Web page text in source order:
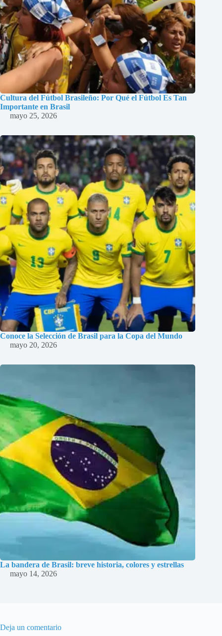
Cultura del Fútbol Brasileño: Por Qué el Fútbol Es Tan
Importante en Brasil
mayo 25, 2026
Conoce la Selección de Brasil para la Copa del Mundo
mayo 20, 2026
La bandera de Brasil: breve historia, colores y estrellas
mayo 14, 2026
Deja un comentario